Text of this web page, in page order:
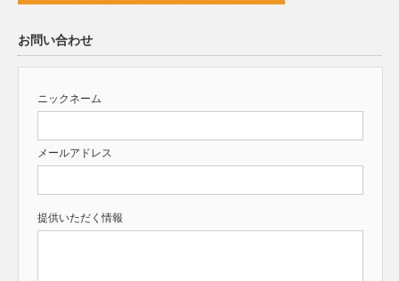
お問い合わせ
ニックネーム
メールアドレス
提供いただく情報